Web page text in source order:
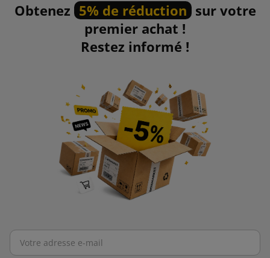
Obtenez 5% de réduction sur votre
premier achat !
Restez informé !